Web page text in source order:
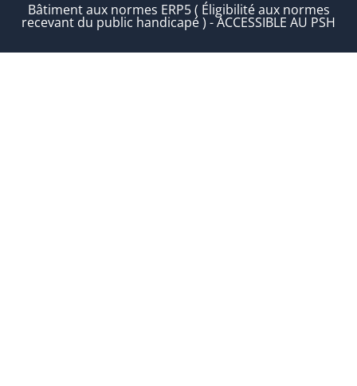
Bâtiment aux normes ERP5 ( Éligibilité aux normes
recevant du public handicapé ) - ACCESSIBLE AU PSH